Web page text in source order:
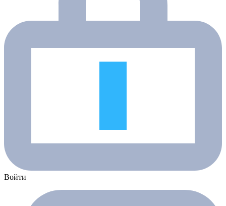
Войти